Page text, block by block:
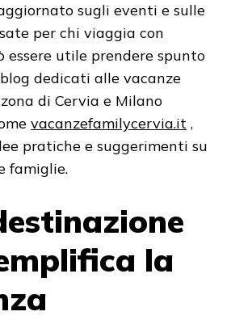
sugli eventi e sulle
per chi viaggia con
essere utile prendere spunto
dedicati alle vacanze
di Cervia e Milano
vacanzefamilycervia.it ,
pratiche e suggerimenti su
famiglie.
la